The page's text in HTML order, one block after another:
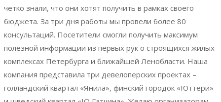
четко знали, что они хотят получить в рамках своего
бюджета. За три дня работы мы провели более 80
консультаций. Посетители смогли получить максимум
полезной информации из первых рук о строящихся жилых
комплексах Петербурга и ближайшей Ленобласти. Наша
компания представила три девелоперских проектах –
голландский квартал «Янила», финский городок «Юттери»